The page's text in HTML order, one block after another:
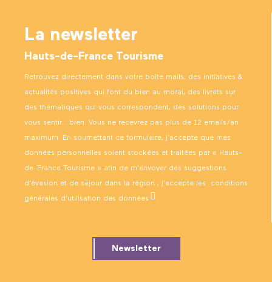
La newsletter
Hauts-de-France Tourisme
Retrouvez directement dans votre boîte mails, des initiatives &
actualités positives qui font du bien au moral, des livrets sur
des thématiques qui vous correspondent, des solutions pour
vous sentir… bien. Vous ne recevrez pas plus de 12 emails/an
maximum. En soumettant ce formulaire, j’accepte que mes
données personnelles soient stockées et traitées par « Hauts-
de-France Tourisme » afin de m’envoyer des suggestions
d’évasion et de séjour dans la région ; j’accepte les conditions
générales d’utilisation des données .
Newsletter